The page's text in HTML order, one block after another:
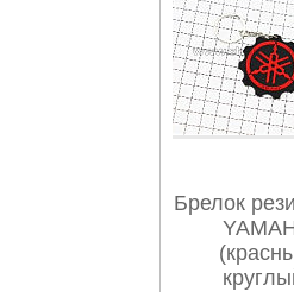
Брелок